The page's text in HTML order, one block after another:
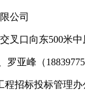
公司
口向东500米中
峰（
招标投标管理办